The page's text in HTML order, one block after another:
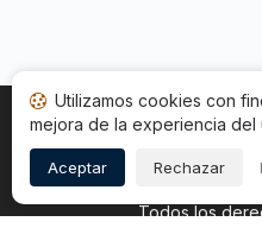
Inicio Estado
Copyright © 2026
Todos los
Utilizamos cookies con
mejora de la experiencia del
Aceptar Rechazar